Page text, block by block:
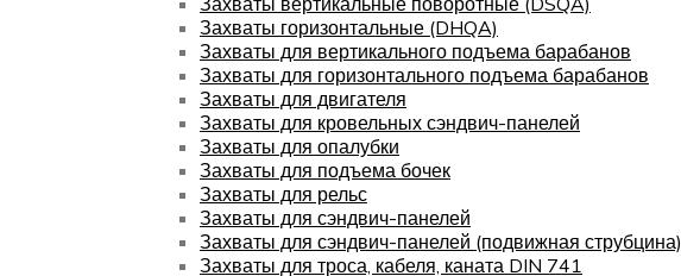
Захваты горизонтальные (DHQA)
Захваты для вертикального подъема барабанов
Захваты для горизонтального подъема барабанов
Захваты для двигателя
Захваты для кровельных сэндвич-панелей
Захваты для опалубки
Захваты для подъема бочек
Захваты для рельс
Захваты для сэндвич-панелей
Захваты для сэндвич-панелей (подвижная струбцина)
Захваты для троса, кабеля, каната DIN 741